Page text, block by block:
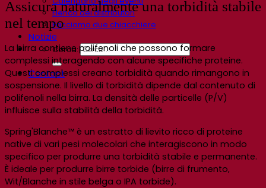
Elenco dei distributori
Facciamo due chiacchiere
Notizie
Cerca:
Contact
Assicura naturalmente una torbidità stabile
nel tempo
La birra contiene polifenoli che possono formare
complessi interagendo con alcune specifiche proteine.
Questi complessi creano torbidità quando rimangono in
sospensione. Il livello di torbidità dipende dal contenuto di
polifenoli nella birra. La densità delle particelle (P/V)
influisce sulla stabilità della torbidità.
Spring'Blanche™ è un estratto di lievito ricco di proteine
native di vari pesi molecolari che interagiscono in modo
specifico per produrre una torbidità stabile e permanente.
È ideale per produrre birre torbide (birre di frumento,
Wit/Blanche in stile belga o IPA torbide).